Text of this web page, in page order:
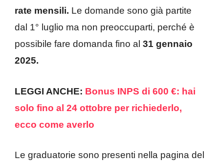
rate mensili. Le domande sono già partite
dal 1° luglio ma non preoccuparti, perché è
possibile fare domanda fino al 31 gennaio
2025.
LEGGI ANCHE: Bonus INPS di 600 €: hai
solo fino al 24 ottobre per richiederlo,
ecco come averlo
Le graduatorie sono presenti nella pagina del